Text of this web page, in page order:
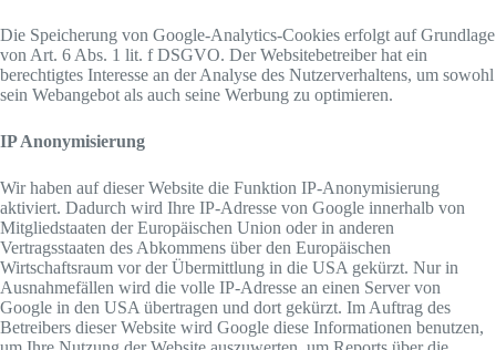
Die Speicherung von Google-Analytics-Cookies erfolgt auf Grundlage
von Art. 6 Abs. 1 lit. f DSGVO. Der Websitebetreiber hat ein
berechtigtes Interesse an der Analyse des Nutzerverhaltens, um sowohl
sein Webangebot als auch seine Werbung zu optimieren.
IP Anonymisierung
Wir haben auf dieser Website die Funktion IP-Anonymisierung
aktiviert. Dadurch wird Ihre IP-Adresse von Google innerhalb von
Mitgliedstaaten der Europäischen Union oder in anderen
Vertragsstaaten des Abkommens über den Europäischen
Wirtschaftsraum vor der Übermittlung in die USA gekürzt. Nur in
Ausnahmefällen wird die volle IP-Adresse an einen Server von
Google in den USA übertragen und dort gekürzt. Im Auftrag des
Betreibers dieser Website wird Google diese Informationen benutzen,